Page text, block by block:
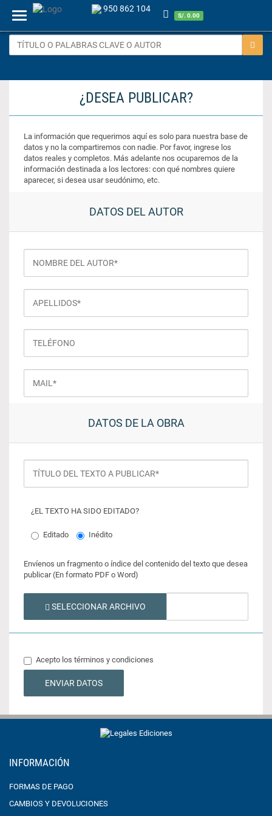
Menu
950 862 104
S/. 0.00
¿DESEA PUBLICAR?
La información que requerimos aquí es solo para nuestra base de
datos y no la compartiremos con nadie. Por favor, ingrese los
datos reales y completos. Más adelante nos ocuparemos de la
información destinada a los lectores: con qué nombres quiere
aparecer, si desea usar seudónimo, etc.
DATOS DEL AUTOR
DATOS DE LA OBRA
¿EL TEXTO HA SIDO EDITADO?
Editado Inédito
Envíenos un fragmento o índice del contenido del texto que desea
publicar (En formato PDF o Word)
SELECCIONAR ARCHIVO
Acepto los términos y condiciones
INFORMACIÓN
FORMAS DE PAGO
CAMBIOS Y DEVOLUCIONES